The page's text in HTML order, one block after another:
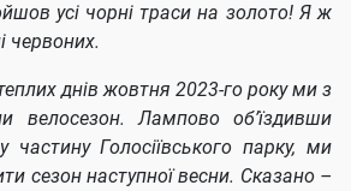
усі чорні траси на золото! Я ж
червоних.
днів жовтня 2023-го року ми з
велосезон. Лампово об’їздивши
Голосіївського парку, ми
сезон наступної весни. Сказано –